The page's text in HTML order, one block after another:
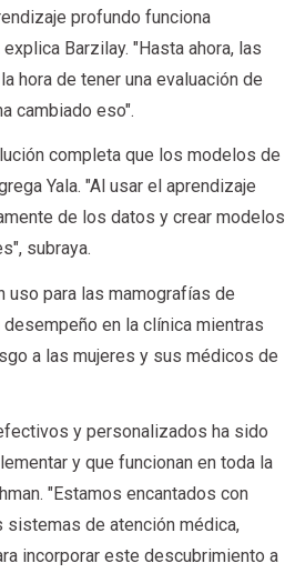
profundo funciona
Barzilay. "Hasta ahora, las
hora de tener una evaluación de
cambiado eso".
completa que los modelos de
Yala. "Al usar el aprendizaje
de los datos y crear modelos
subraya.
uso para las mamografías de
en la clínica mientras
a las mujeres y sus médicos de
y personalizados ha sido
y que funcionan en toda la
"Estamos encantados con
de atención médica,
incorporar este descubrimiento a